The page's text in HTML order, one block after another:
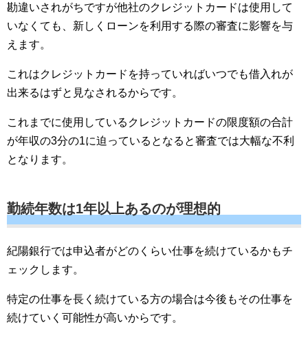
勘違いされがちですが他社のクレジットカードは使用して
いなくても、新しくローンを利用する際の審査に影響を与
えます。
これはクレジットカードを持っていればいつでも借入れが
出来るはずと見なされるからです。
これまでに使用しているクレジットカードの限度額の合計
が年収の3分の1に迫っているとなると審査では大幅な不利
となります。
勤続年数は1年以上あるのが理想的
紀陽銀行では申込者がどのくらい仕事を続けているかもチ
ェックします。
特定の仕事を長く続けている方の場合は今後もその仕事を
続けていく可能性が高いからです。